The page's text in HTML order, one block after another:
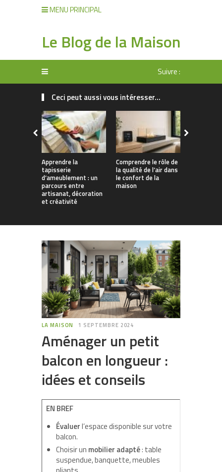
MENU PRINCIPAL
Le Blog de la Maison
Suivre :
Ceci peut aussi vous intéresser...
Apprendre la
tapisserie
d’ameublement : un
parcours entre
artisanat, décoration
et créativité
Comprendre le rôle de
la qualité de l’air dans
le confort de la
maison
LA MAISON 1 SEPTEMBRE 2024
Aménager un petit
balcon en longueur :
idées et conseils
EN BREF
Évaluerl’espace disponible sur votre
balcon.
Choisir un mobilier adapté: table
suspendue, banquette, meubles